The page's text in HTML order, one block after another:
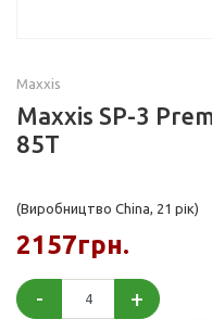
Maxxis
Maxxis SP-3
85T
(Виробництво China, 21 рік)
2157грн.
- +